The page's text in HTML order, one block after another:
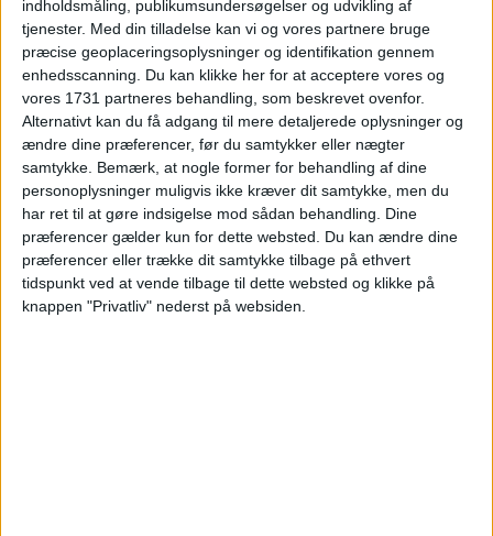
indholdsmåling, publikumsundersøgelser og udvikling af
tjenester. Med din tilladelse kan vi og vores partnere bruge
præcise geoplaceringsoplysninger og identifikation gennem
enhedsscanning. Du kan klikke her for at acceptere vores og
vores 1731 partneres behandling, som beskrevet ovenfor.
Alternativt kan du få adgang til mere detaljerede oplysninger og
ændre dine præferencer, før du samtykker eller nægter
samtykke. Bemærk, at nogle former for behandling af dine
personoplysninger muligvis ikke kræver dit samtykke, men du
har ret til at gøre indsigelse mod sådan behandling. Dine
præferencer gælder kun for dette websted. Du kan ændre dine
præferencer eller trække dit samtykke tilbage på ethvert
tidspunkt ved at vende tilbage til dette websted og klikke på
knappen "Privatliv" nederst på websiden.
Tenerife har flere områder med hver deres charme,
og det handler i høj grad om, hvad du ønsker af
ferien. Her er nogle populære områder:
PLAYA DE LAS AMÉRICAS
Et område med brede strande, lange promenader
og mange caféer. Det er oplagt til dig, der gerne vil
være tæt på alt. Om aftenen summer området af
liv, og dagene tilbringes oftest ved stranden eller
ved hotellets pool.